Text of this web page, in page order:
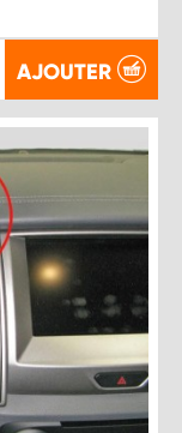
AJOUTER